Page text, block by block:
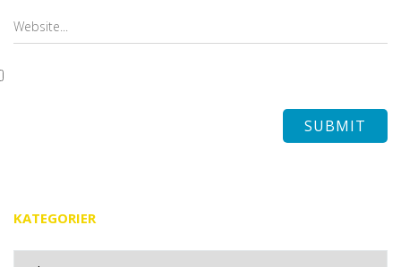
KATEGORIER